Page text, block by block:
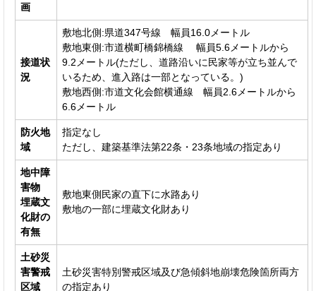
画
接道状
況
敷地北側:県道347号線 幅員16.0メートル
敷地東側:市道横町橋錦橋線 幅員5.6メートルから
9.2メートル(ただし、道路沿いに民家等が立ち並んで
いるため、進入路は一部となっている。)
敷地西側:市道文化会館横通線 幅員2.6メートルから
6.6メートル
防火地
域
指定なし
ただし、建築基準法第22条・23条地域の指定あり
地中障
害物
埋蔵文
化財の
有無
敷地東側民家の直下に水路あり
敷地の一部に埋蔵文化財あり
土砂災
害警戒
区域
土砂災害特別警戒区域及び急傾斜地崩壊危険箇所両方
の指定あり